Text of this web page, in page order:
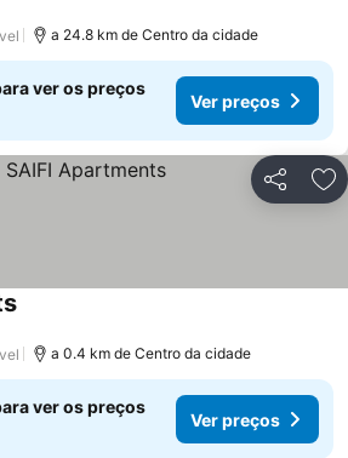
a 24.8 km de Centro da cidade
ver os preços
Ver preços
Partilhar
a 0.4 km de Centro da cidade
ver os preços
Ver preços